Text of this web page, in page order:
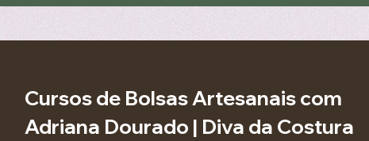
Cursos de Bolsas Artesanais com
Adriana Dourado | Diva da Costura